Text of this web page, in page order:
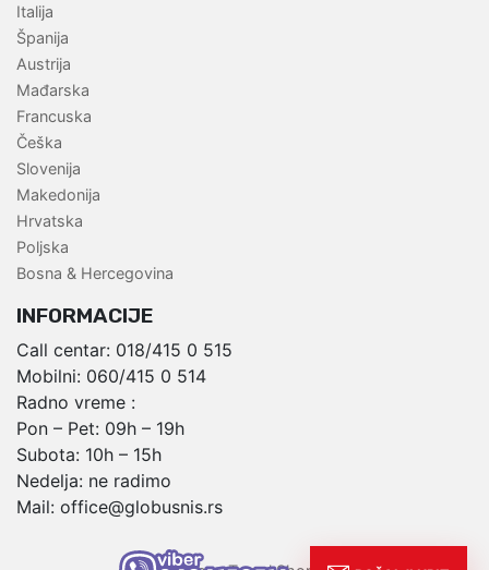
Italija
Španija
Austrija
Mađarska
Francuska
Češka
Slovenija
Makedonija
Hrvatska
Poljska
Bosna & Hercegovina
INFORMACIJE
Call centar: 018/415 0 515
Mobilni: 060/415 0 514
Radno vreme :
Pon – Pet: 09h – 19h
Subota: 10h – 15h
Nedelja: ne radimo
Mail: office@globusnis.rs